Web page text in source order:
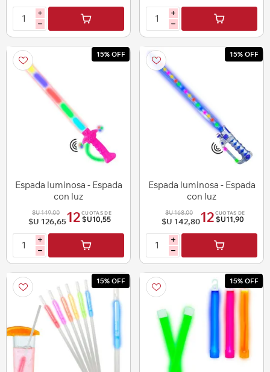
i
h
i
h
15% OFF
Espada luminosa - Espada
con luz
$U 149,00
$U 126,6512 CUOTAS DE
$U10,55
i
h
15% OFF
Espada luminosa - Espada
con luz
$U 168,00
$U 142,8012 CUOTAS DE
$U11,90
i
h
15% OFF 15% OFF